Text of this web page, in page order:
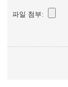
파일 첨부: